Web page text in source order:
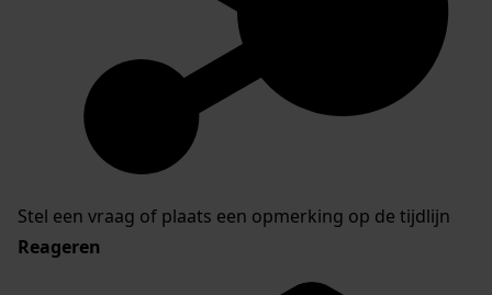
Stel een vraag of plaats een opmerking op de tijdlijn
Reageren